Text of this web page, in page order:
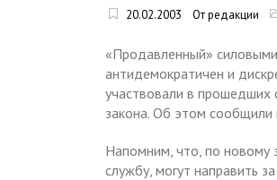
20.02.2003 От редакции
«Продавленный»
антидемократичен и
участвовали в прошедших
закона. Об этом сообщили
Напомним, что, по новому
службу, могут направить